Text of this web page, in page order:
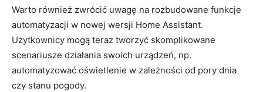
Warto również‍ zwrócić uwagę na rozbudowane funkcje
⁢automatyzacji w ‌nowej wersji Home Assistant.
Użytkownicy mogą teraz tworzyć skomplikowane
scenariusze działania swoich urządzeń, np.
automatyzować oświetlenie w​ zależności od ⁤pory dnia
czy stanu pogody.